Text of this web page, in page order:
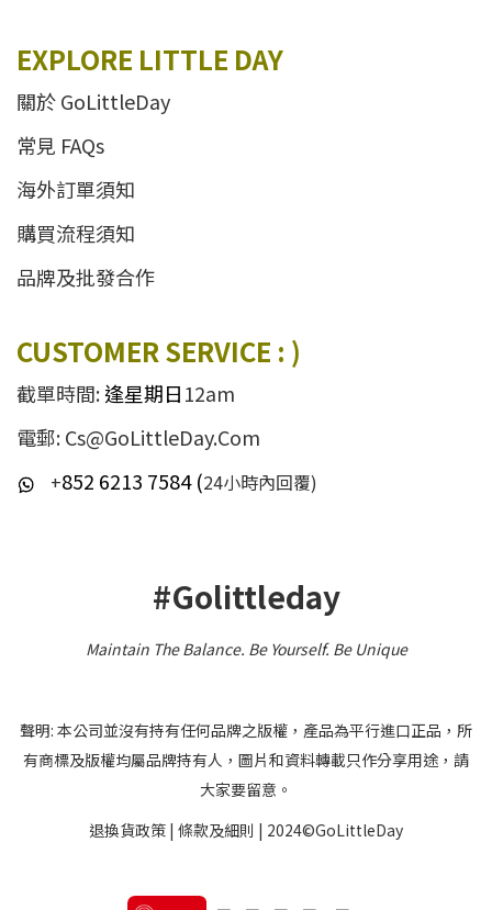
EXPLORE LITTLE DAY
關於 GoLittleDay
常見 FAQs
海外訂單須知
購買流程須知
品牌及批發合作
CUSTOMER SERVICE : )
截單時間:逢星期日12am
電郵: Cs@GoLittleDay.Com
+852 6213 7584 (24小時內回覆)
#Golittleday
Maintain The Balance. Be Yourself.Be Unique
聲明: 本公司並沒有持有任何品牌之版權，產品為平行進口正品，所
有商標及版權均屬品牌持有人，圖片和資料轉載只作分享用途，請
大家要留意。
退換貨政策 | 條款及細則 | 2024©GoLittleDay